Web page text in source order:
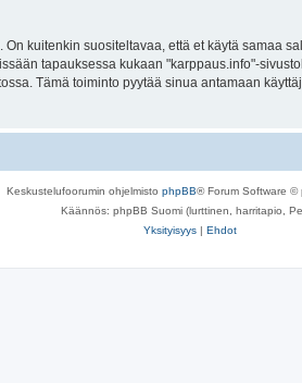
kuitenkin suositeltavaa, että et käytä samaa
tapauksessa kukaan "karppaus.info"-
Tämä toiminto pyytää sinua antamaan
Keskustelufoorumin ohjelmisto phpBB® Forum Software ©
Käännös: phpBB Suomi (lurttinen, harritapio,
Yksityisyys | Ehdot